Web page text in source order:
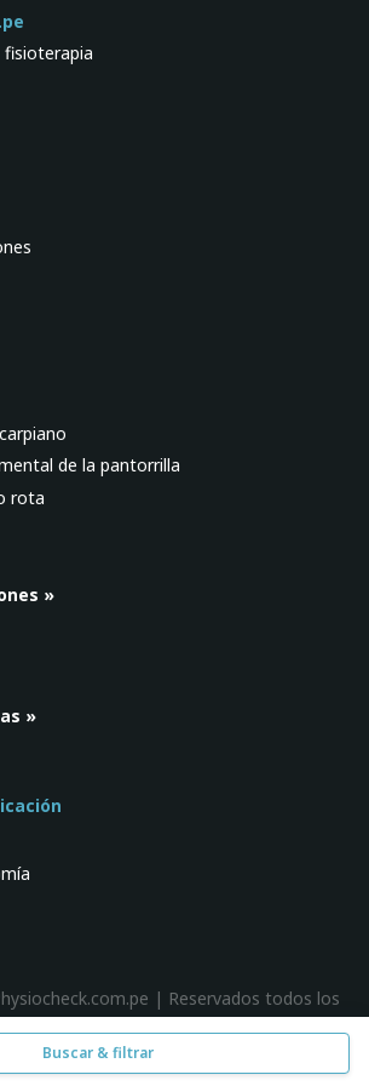
Buscar & filtrar
de la pantorrilla
rota
»
»
| Reservados todos los
| Diseño:SWiF